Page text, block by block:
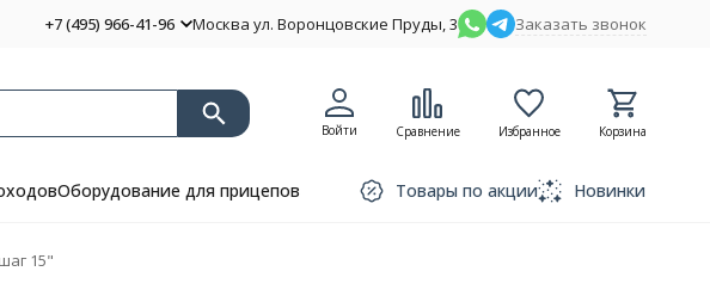
+7 (495) 966-41-96 Москва ул. Воронцовские Пруды, 3 Заказать звонок
Войти Сравнение Избранное Корзина
Оборудование для прицепов Товары по акции Новинки
15"